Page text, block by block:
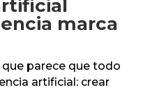
marca
parece que todo
artificial: crear